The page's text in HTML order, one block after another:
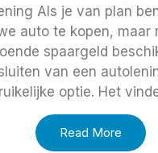
Als je van plan
auto te kopen, maar
spaargeld
van een
optie. Het
Read More